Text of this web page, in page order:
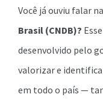
Você já ouviu falar na
Brasil (CNDB)?
desenvolvido pelo
valorizar e
em todo o país —